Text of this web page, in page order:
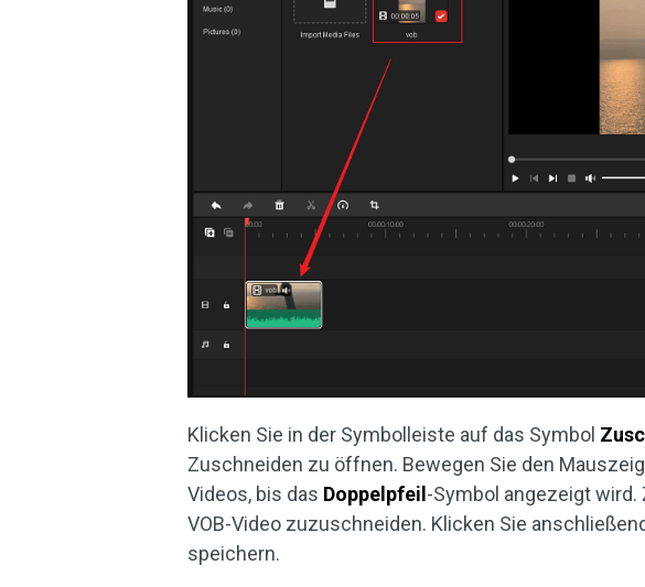
Klicken Sie in der Symbolleiste auf das Symbol
Zuschneiden zu öffnen. Bewegen Sie den
Videos, bis das Doppelpfeil -Symbol angezeigt wird.
VOB-Video zuzuschneiden. Klicken Sie
speichern.